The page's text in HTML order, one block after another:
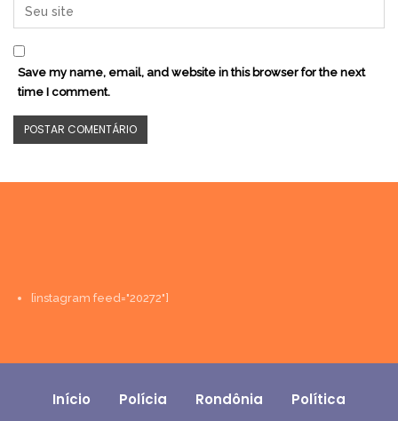
Save my name, email, and website in this browser for the next
time I comment.
[instagram feed="20272"]
Início Polícia Rondônia Política